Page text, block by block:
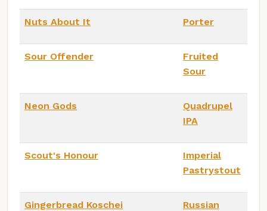
Nuts About It Porter
Sour Offender
Fruited
Sour
Neon Gods
Quadrupel
IPA
Scout's Honour
Imperial
Pastrystout
Gingerbread Koschei
Russian